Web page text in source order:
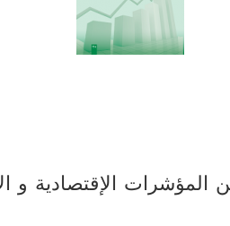
الإقتصادية و